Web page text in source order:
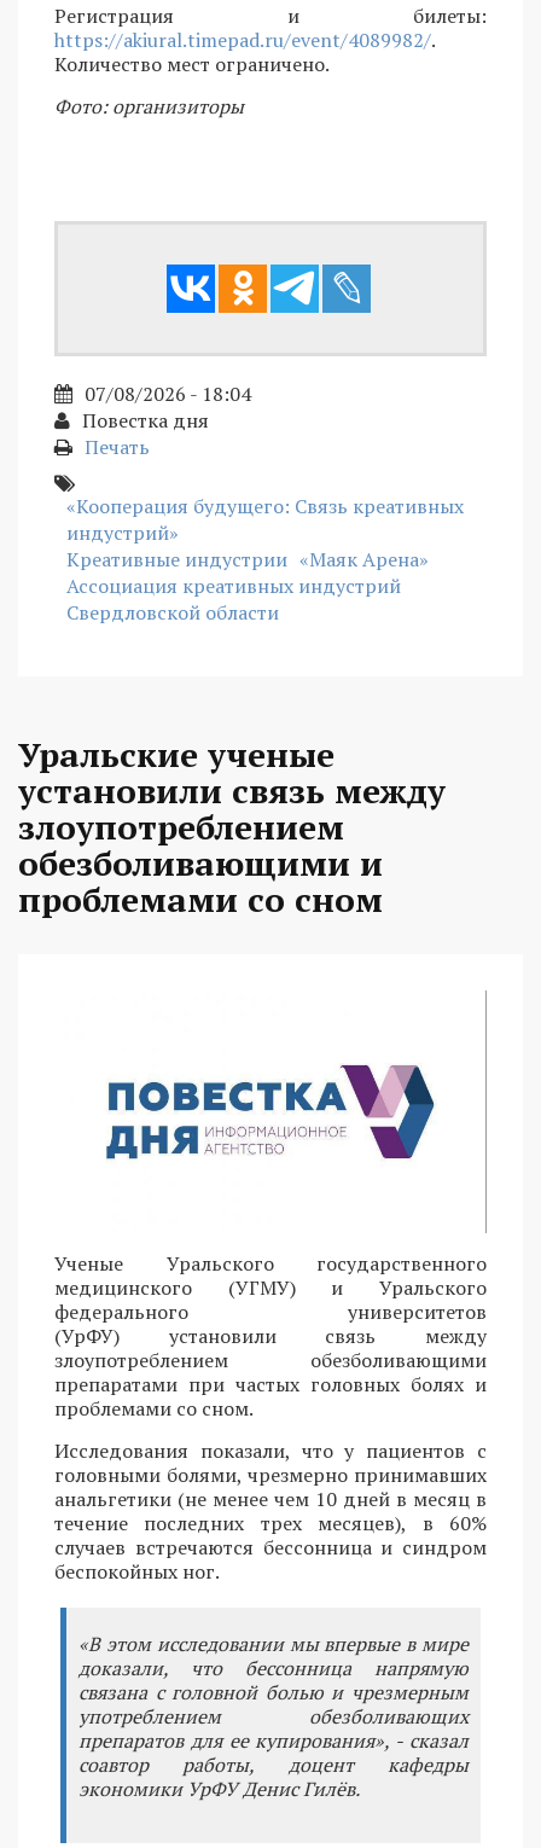
Регистрация и билеты:
https://akiural.timepad.ru/event/4089982/.
Количество мест ограничено.
Фото: организиторы
07/08/2026 - 18:04
Повестка дня
Печать
«Кооперация будущего: Связь креативных
индустрий»
Креативные индустрии «Маяк Арена»
Ассоциация креативных индустрий
Свердловской области
Уральские ученые
установили связь между
злоупотреблением
обезболивающими и
проблемами со сном
Ученые Уральского государственного
медицинского (УГМУ) и Уральского
федерального университетов
(УрФУ) установили связь между
злоупотреблением обезболивающими
препаратами при частых головных болях и
проблемами со сном.
Исследования показали, что у пациентов с
головными болями, чрезмерно принимавших
анальгетики (не менее чем 10 дней в месяц в
течение последних трех месяцев), в 60%
случаев встречаются бессонница и синдром
беспокойных ног.
«В этом исследовании мы впервые в мире
доказали, что бессонница напрямую
связана с головной болью и чрезмерным
употреблением обезболивающих
препаратов для ее купирования», - сказал
соавтор работы, доцент кафедры
экономики УрФУ Денис Гилёв.